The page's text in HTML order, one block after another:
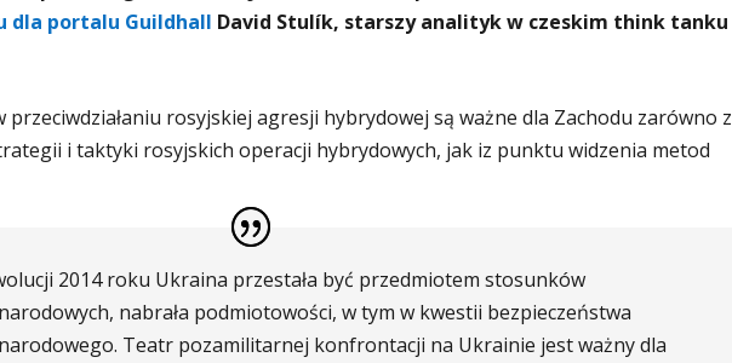
dla portalu Guildhall David Stulík, starszy analityk w czeskim think tanku
przeciwdziałaniu rosyjskiej agresji hybrydowej są ważne dla Zachodu zarówno z
i taktyki rosyjskich operacji hybrydowych, jak iz punktu widzenia metod
2014 roku Ukraina przestała być przedmiotem stosunków
nabrała podmiotowości, w tym w kwestii bezpieczeństwa
Teatr pozamilitarnej konfrontacji na Ukrainie jest ważny dla